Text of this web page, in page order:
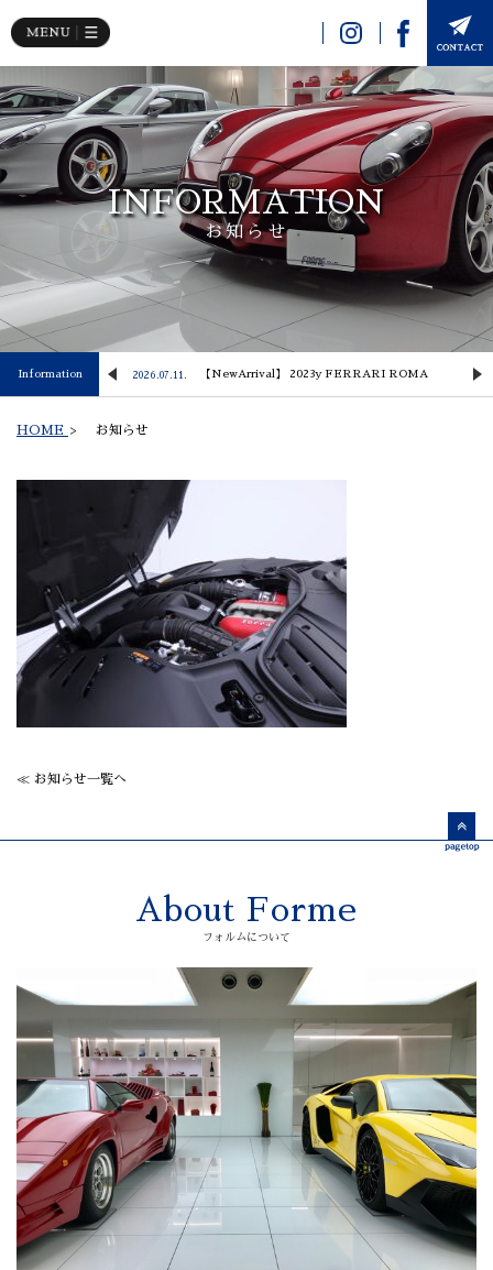
INFORMATION
お知らせ
Information
Lusso 2026.07.11. 【NewArrival】 2023y FERRARI ROMA
HOME > お知らせ
≪ お知らせ一覧へ
About Forme
フォルムについて